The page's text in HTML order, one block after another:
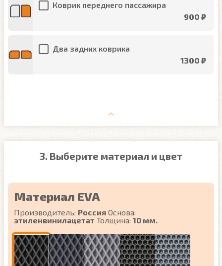
Коврик переднего пассажира
900 ₽
Два задних коврика
1300 ₽
3. Выберите материал и цвет
Материал EVA
Производитель: Россия Основа:
этиленвинилацетат Толщина: 10 мм.